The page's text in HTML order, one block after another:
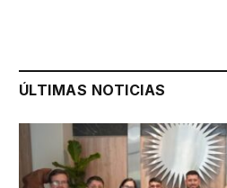
ÚLTIMAS NOTICIAS